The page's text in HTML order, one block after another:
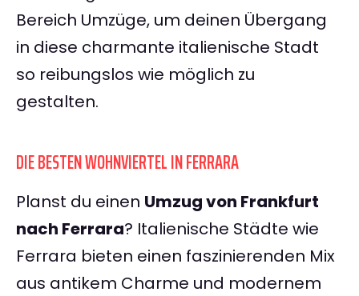
Bereich Umzüge, um deinen Übergang
in diese charmante italienische Stadt
so reibungslos wie möglich zu
gestalten.
DIE BESTEN WOHNVIERTEL IN FERRARA
Planst du einen Umzug von Frankfurt
nach Ferrara? Italienische Städte wie
Ferrara bieten einen faszinierenden Mix
aus antikem Charme und modernem